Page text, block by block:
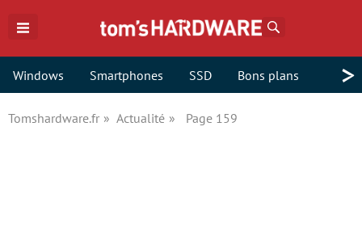
Windows Smartphones SSD Bons plans >
Tomshardware.fr Actualité Page 159